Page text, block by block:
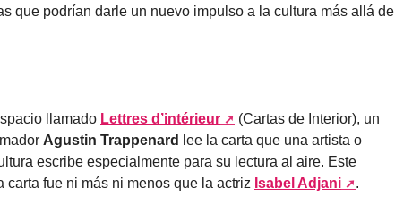
que podrían darle un nuevo impulso a la cultura más allá de
llamado Lettres d’intérieur
(Cartas de Interior), un
Agustin Trappenard
lee la carta que una artista o
escribe especialmente para su lectura al aire. Este
carta fue ni más ni menos que la actriz Isabel Adjani .